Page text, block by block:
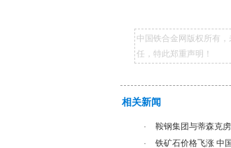
中国铁合金网版权所有
任，特此郑重声明！
相关新闻
· 鞍钢集团与蒂森克
·
铁矿石价格飞涨 中